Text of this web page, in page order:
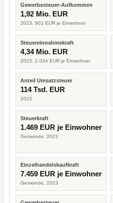
Gewerbesteuer-Aufkommen
1,92 Mio. EUR
2023, 901 EUR je Einwohner
Steuereinnahmekraft
4,34 Mio. EUR
2023, 2.034 EUR je Einwohner
Anteil Umsatzsteuer
114 Tsd. EUR
2023
Steuerkraft
1.469 EUR je Einwohner
Gemeinde, 2023
Einzelhandelskaufkraft
7.459 EUR je Einwohner
Gemeinde, 2023